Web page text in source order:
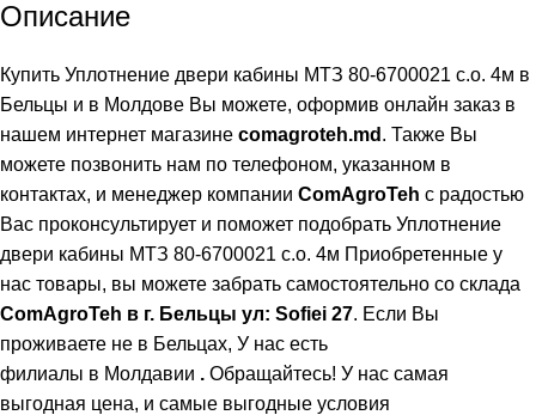
Описание
Купить Уплотнение двери кабины МТЗ 80-6700021 с.о. 4м в
Бельцы и в Молдове Вы можете, оформив онлайн заказ в
нашем интернет магазине comagroteh.md . Также Вы
можете позвонить нам по телефоном, указанном в
контактах, и менеджер компании ComAgroTeh с радостью
Вас проконсультирует и поможет подобрать Уплотнение
двери кабины МТЗ 80-6700021 с.о. 4м Приобретенные у
нас товары, вы можете забрать самостоятельно со склада
ComAgroTeh в г. Бельцы ул: Sofiei 27. Если Вы
проживаете не в Бельцах, У нас есть
филиалы в Молдавии . Обращайтесь! У нас самая
выгодная цена, и самые выгодные условия